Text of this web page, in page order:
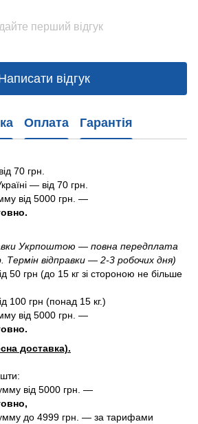
перший відгук
відгук
Оплата Гарантія
70 грн.
— від 70 грн.
від 5000 грн. —
Укрпоштою — повна передплата
Термін відправки — 2-3 робочих дня)
50 грн (до 15 кг зі стороною не більше
100 грн (понад 15 кг.)
від 5000 грн. —
доставка).
від 5000 грн. —
до 4999 грн. — за тарифами